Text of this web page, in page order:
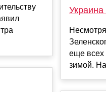
еще всех
зимой.